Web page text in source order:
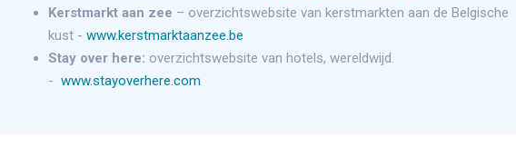
Kerstmarkt aan zee – overzichtswebsite van kerstmarkten aan de Belgische
kust - www.kerstmarktaanzee.be
Stay over here: overzichtswebsite van hotels, wereldwijd.
- www.stayoverhere.com